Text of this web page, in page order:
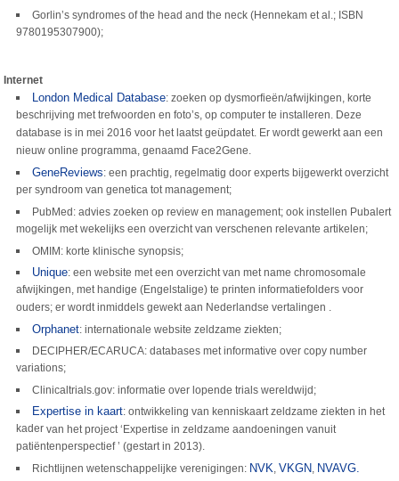
Gorlin’s syndromes of the head and the neck (Hennekam et al.; ISBN
9780195307900);
Internet
London Medical Database: zoeken op dysmorfieën/afwijkingen, korte
beschrijving met trefwoorden en foto’s, op computer te installeren. Deze
database is in mei 2016 voor het laatst geüpdatet. Er wordt gewerkt aan een
nieuw online programma, genaamd Face2Gene.
GeneReviews: een prachtig, regelmatig door experts bijgewerkt overzicht
per syndroom van genetica tot management;
PubMed: advies zoeken op review en management; ook instellen Pubalert
mogelijk met wekelijks een overzicht van verschenen relevante artikelen;
OMIM: korte klinische synopsis;
Unique: een website met een overzicht van met name chromosomale
afwijkingen, met handige (Engelstalige) te printen informatiefolders voor
ouders; er wordt inmiddels gewekt aan Nederlandse vertalingen .
Orphanet: internationale website zeldzame ziekten;
DECIPHER/ECARUCA: databases met informative over copy number
variations;
Clinicaltrials.gov: informatie over lopende trials wereldwijd;
Expertise in kaart: ontwikkeling van kenniskaart zeldzame ziekten in het
kadervan het project ‘Expertise in zeldzame aandoeningen vanuit
patiëntenperspectief ’ (gestart in 2013).
Richtlijnen wetenschappelijke verenigingen: NVK,VKGN, NVAVG.